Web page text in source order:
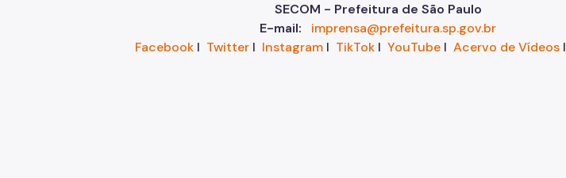
SECOM - Prefeitura de São Paulo
E-mail:
imprensa@prefeitura.sp.gov.br
FacebookI TwitterI InstagramI TikTokI YouTubeI Acervo de VídeosI